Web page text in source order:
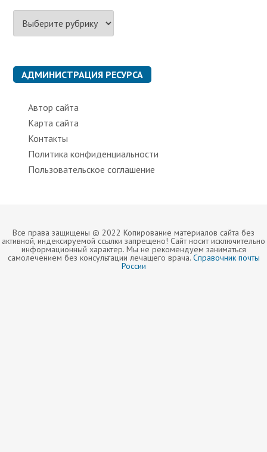
б
к
и АДМИНИСТРАЦИЯ РЕСУРСА
Автор сайта
Карта сайта
Контакты
Политика конфиденциальности
Пользовательское соглашение
Все права защищены © 2022 Копирование материалов сайта без
активной, индексируемой ссылки запрещено! Сайт носит исключительно
информационный характер. Мы не рекомендуем заниматься
самолечением без консультации лечащего врача.Справочник почты
России